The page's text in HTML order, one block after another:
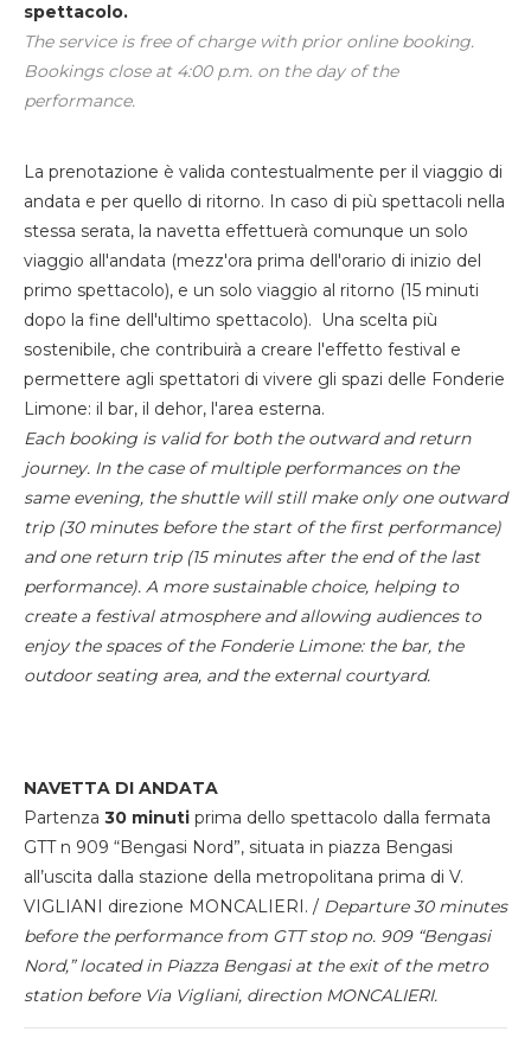
spettacolo.
The service is free of charge with prior online booking.
Bookings close at 4:00 p.m. on the day of the
performance.
La prenotazione è valida contestualmente per il viaggio di
andata e per quello di ritorno. In caso di più spettacoli nella
stessa serata, la navetta effettuerà comunque un solo
viaggio all'andata (mezz'ora prima dell'orario di inizio del
primo spettacolo), e un solo viaggio al ritorno (15 minuti
dopo la fine dell'ultimo spettacolo). Una scelta più
sostenibile, che contribuirà a creare l'effetto festival e
permettere agli spettatori di vivere gli spazi delle Fonderie
Limone: il bar, il dehor, l'area esterna.
Each booking is valid for both the outward and return
journey. In the case of multiple performances on the
same evening, the shuttle will still make only one outward
trip (30 minutes before the start of the first performance)
and one return trip (15 minutes after the end of the last
performance). A more sustainable choice, helping to
create a festival atmosphere and allowing audiences to
enjoy the spaces of the Fonderie Limone: the bar, the
outdoor seating area, and the external courtyard.
NAVETTA DI ANDATA
Partenza 30 minuti prima dello spettacolo dalla fermata
GTT n 909 “Bengasi Nord”, situata in piazza Bengasi
all’uscita dalla stazione della metropolitana prima di V.
VIGLIANI direzione MONCALIERI. / Departure 30 minutes
before the performance from GTT stop no. 909 “Bengasi
Nord,” located in Piazza Bengasi at the exit of the metro
station before Via Vigliani, direction MONCALIERI.